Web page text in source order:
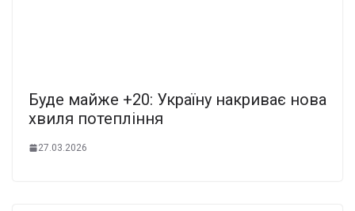
Буде майже +20: Україну накриває нова
хвиля потепління
27.03.2026